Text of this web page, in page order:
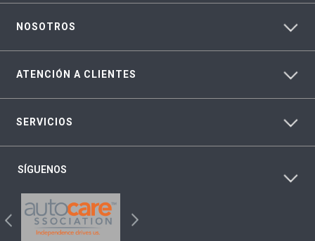
NOSOTROS
ATENCIÓN A CLIENTES
SERVICIOS
SÍGUENOS